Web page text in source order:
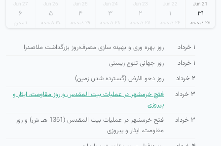
21 Jun
۳۱
۲۵ ذیحجه
22 Jun
۱
۲۶ ذیحجه
23 Jun
۲
۲۷ ذیحجه
24 Jun
۳
۲۸ ذیحجه
25 Jun
۴
۲۹ ذیحجه
26 Jun
۵
۳۰ ذیحجه
27 Jun
۶
۱ محرم
۱ خرداد
روز بهره وری و بهینه سازی مصرف؛روز بزرگداشت ملاصدرا
۱ خرداد
روز جهانی تنوع زیستی
۲ خرداد
روز دحو الارض (گسترده شدن زمین)
۳ خرداد
فتح خرمشهر در عملیات بیت المقدس و روز مقاومت، ایثار و
پیروزی
۳ خرداد
فتح خرمشهر در عملیات بیت المقدس (1361 هـ ش) و روز
مقاومت، ایثار و پیروزی